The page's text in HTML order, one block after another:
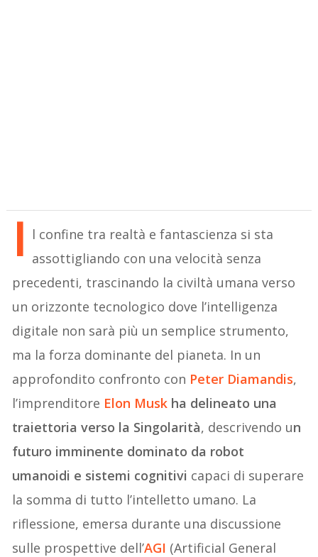
I l confine tra realtà e fantascienza si sta
assottigliando con una velocità senza
precedenti, trascinando la civiltà umana verso
un orizzonte tecnologico dove l’intelligenza
digitale non sarà più un semplice strumento,
ma la forza dominante del pianeta. In un
approfondito confronto con Peter Diamandis,
l’imprenditore Elon Musk ha delineato una
traiettoria verso la Singolarità, descrivendo un
futuro imminente dominato da robot
umanoidi e sistemi cognitivi capaci di superare
la somma di tutto l’intelletto umano. La
riflessione, emersa durante una discussione
sulle prospettive dell’AGI (Artificial General